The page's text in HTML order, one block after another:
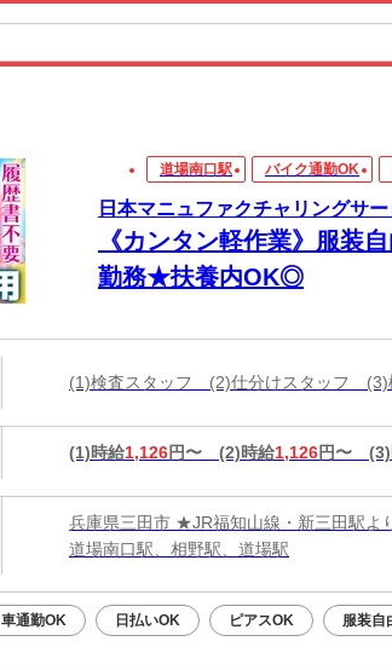
道場南口駅 バイク通勤OK
日本マニュファクチャリングサ
《カンタン軽作業》服装
勤務★扶養内OK◎
(1)検査スタッフ (2)仕分けスタッフ
(1)時給1,126円〜 (2)時給1,126円〜
兵庫県三田市 ★JR福知山線・新三田駅よ
道場南口駅、相野駅、道場駅
車通勤OK 日払いOK ピアスOK 服装自